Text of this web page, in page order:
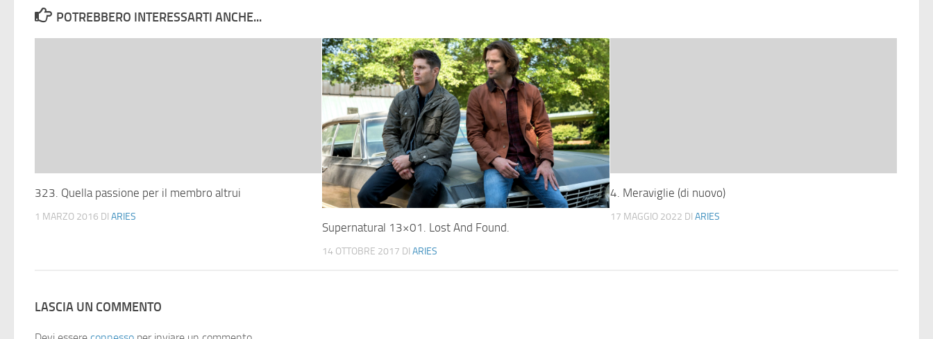
POTREBBERO INTERESSARTI ANCHE...
323. Quella passione per il membro altrui
1 MARZO 2016 DI ARIES
Supernatural 13×01. Lost And Found.
14 OTTOBRE 2017 DIARIES
4. Meraviglie (di nuovo)
17 MAGGIO 2022 DI ARIES
LASCIA UN COMMENTO